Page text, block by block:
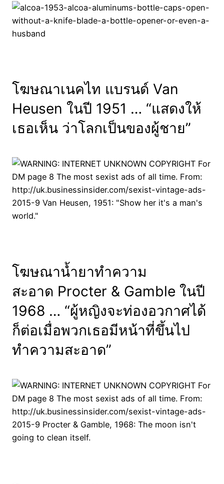
โฆษณาเนคไท แบรนด์ Van
Heusen ในปี 1951 … “แสดงให้
เธอเห็น ว่าโลกเป็นของผู้ชาย”
โฆษณาน้ำยาทำความ
สะอาด Procter & Gamble ในปี
1968 … “ผู้หญิงจะท่องอวกาศได้
ก็ต่อเมื่อพวกเธอมีหน้าที่ขึ้นไป
ทำความสะอาด”